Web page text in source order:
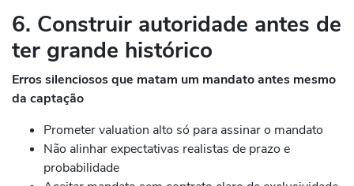
6. Construir autoridade antes de
ter grande histórico
Erros silenciosos que matam um mandato antes mesmo
da captação
Prometer valuation alto só para assinar o mandato
Não alinhar expectativas realistas de prazo e
probabilidade